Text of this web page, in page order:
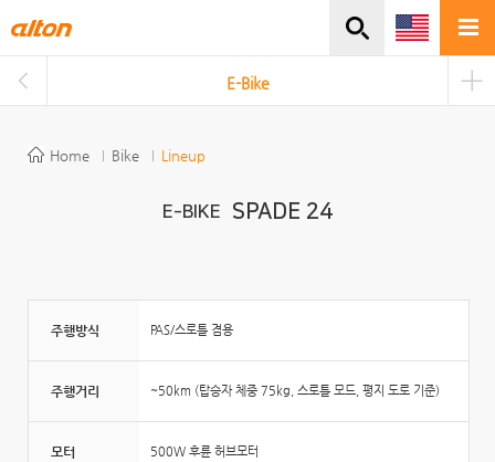
E-Bike
Home Bike Lineup
E-BIKE SPADE 24
주행방식 PAS/스로틀 겸용
주행거리 ~50km (탑승자 체중 75kg, 스로틀 모드, 평지 도로 기준)
모터 500W 후륜 허브모터